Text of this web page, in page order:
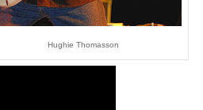
Hughie Thomasson